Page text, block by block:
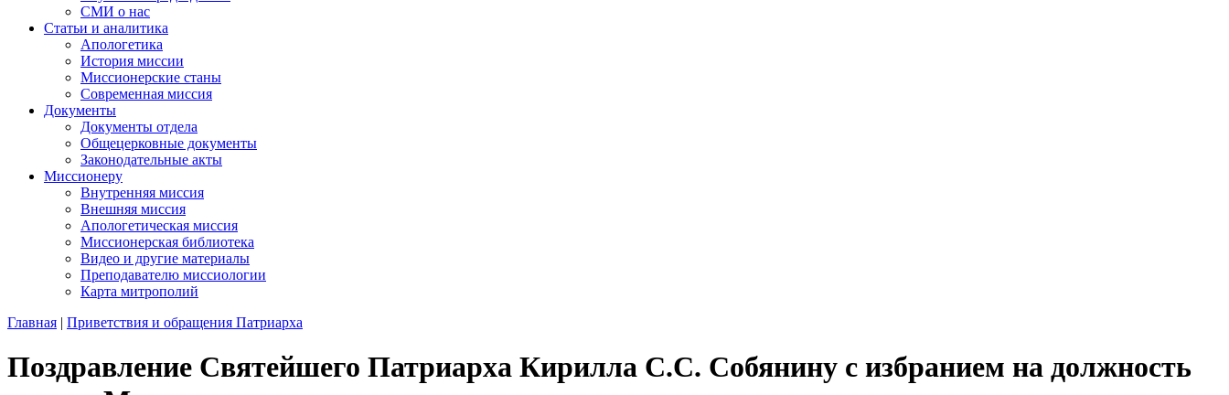
СМИ о нас
Статьи и аналитика
Апологетика
История миссии
Миссионерские станы
Современная миссия
Документы
Документы отдела
Общецерковные документы
Законодательные акты
Миссионеру
Внутренняя миссия
Внешняя миссия
Апологетическая миссия
Миссионерская библиотека
Видео и другие материалы
Преподавателю миссиологии
Карта митрополий
Главная | Приветствия и обращения Патриарха
Поздравление Святейшего Патриарха Кирилла С.С. Собянину с избранием на должность